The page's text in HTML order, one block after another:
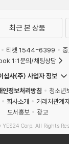
최근 본 상품
티켓 1544-6399
1:1문의/채팅상담
십사(주) 사업자 정보
인정보처리방침
청소년
회사소개
거래처관계
도서홍보
광고
Corp. All Rights